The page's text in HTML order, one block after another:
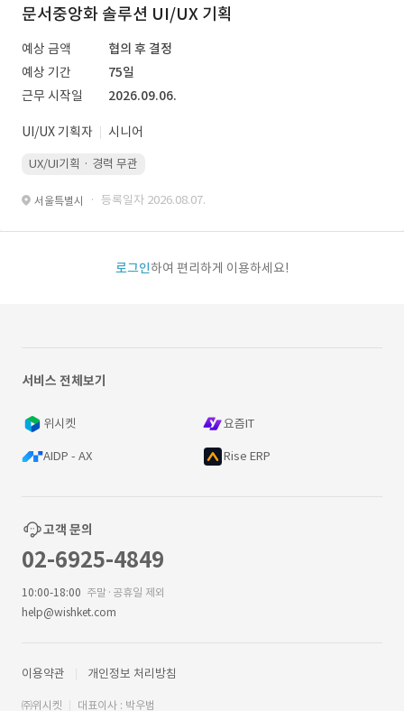
문서중앙화 솔루션 UI/UX 기획
예상 금액
협의 후 결정
예상 기간
75일
근무 시작일
2026.09.06.
UI/UX 기획자 시니어
UX/UI기획 · 경력 무관
서울특별시 · 등록일자 2026.08.07.
로그인하여 편리하게 이용하세요!
서비스 전체보기
위시켓 요즘IT
AIDP - AX Rise ERP
고객 문의
02-6925-4849
10:00-18:00 주말·공휴일 제외
help@wishket.com
이용약관 개인정보 처리방침
㈜위시켓 대표이사 : 박우범